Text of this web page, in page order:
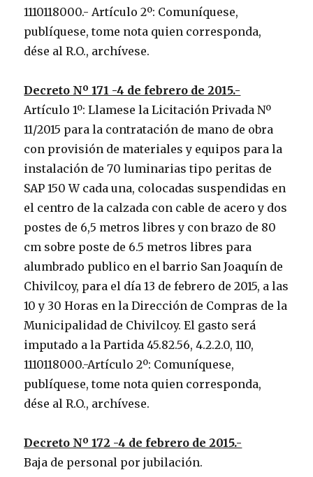
1110118000.- Artículo 2º: Comuníquese,
publíquese, tome nota quien corresponda,
dése al R.O., archívese.
Decreto Nº 171 -4 de febrero de 2015.-
Artículo 1º: Llamese la Licitación Privada Nº
11/2015 para la contratación de mano de obra
con provisión de materiales y equipos para la
instalación de 70 luminarias tipo peritas de
SAP 150 W cada una, colocadas suspendidas en
el centro de la calzada con cable de acero y dos
postes de 6,5 metros libres y con brazo de 80
cm sobre poste de 6.5 metros libres para
alumbrado publico en el barrio San Joaquín de
Chivilcoy, para el día 13 de febrero de 2015, a las
10 y 30 Horas en la Dirección de Compras de la
Municipalidad de Chivilcoy. El gasto será
imputado a la Partida 45.82.56, 4.2.2.0, 110,
1110118000.-Artículo 2º: Comuníquese,
publíquese, tome nota quien corresponda,
dése al R.O., archívese.
Decreto Nº 172 -4 de febrero de 2015.-
Baja de personal por jubilación.